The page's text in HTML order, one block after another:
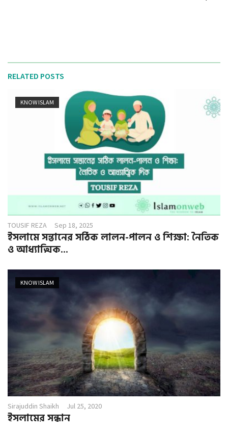
RELATED POSTS
KNOW ISLAM
TOUSIF REZA Sep 18, 2025
ইসলামে সন্তানের সঠিক লালন-পালন ও শিক্ষা: নৈতিক
ও আধ্যাত্মিক...
KNOW ISLAM
Sirajuddin Shaikh Jul 25, 2020
ইসলামের সন্ধান